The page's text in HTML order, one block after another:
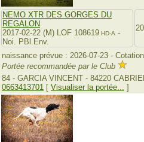
NEMO XTR DES GORGES DU
REGALON
2017-02-22 (M) LOF 108619 HD-A -
Noi. PBl.Env.
naissance prévue : 2026-07-23 -
Portée recommandée par le Club
84 - GARCIA VINCENT - 84220
0663413701 [ Visualiser la portée... ]